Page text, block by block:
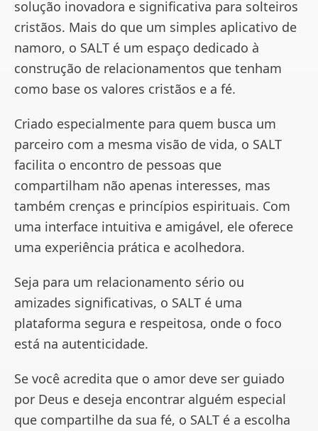
solução inovadora e significativa para solteiros
cristãos. Mais do que um simples aplicativo de
namoro, o SALT é um espaço dedicado à
construção de relacionamentos que tenham
como base os valores cristãos e a fé.
Criado especialmente para quem busca um
parceiro com a mesma visão de vida, o SALT
facilita o encontro de pessoas que
compartilham não apenas interesses, mas
também crenças e princípios espirituais. Com
uma interface intuitiva e amigável, ele oferece
uma experiência prática e acolhedora.
Seja para um relacionamento sério ou
amizades significativas, o SALT é uma
plataforma segura e respeitosa, onde o foco
está na autenticidade.
Se você acredita que o amor deve ser guiado
por Deus e deseja encontrar alguém especial
que compartilhe da sua fé, o SALT é a escolha